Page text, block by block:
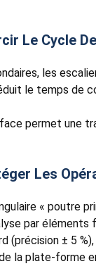
Le Cycle
les
le temps
permet une
Les
« poutre
par éléments
± 5
la plate-forme